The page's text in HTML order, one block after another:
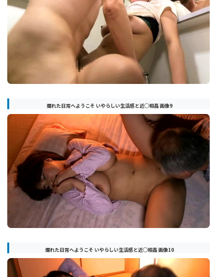
爛れた日常へようこそ いやらしい生活感と近○相姦 画像9
爛れた日常へようこそ いやらしい生活感と近○相姦 画像10